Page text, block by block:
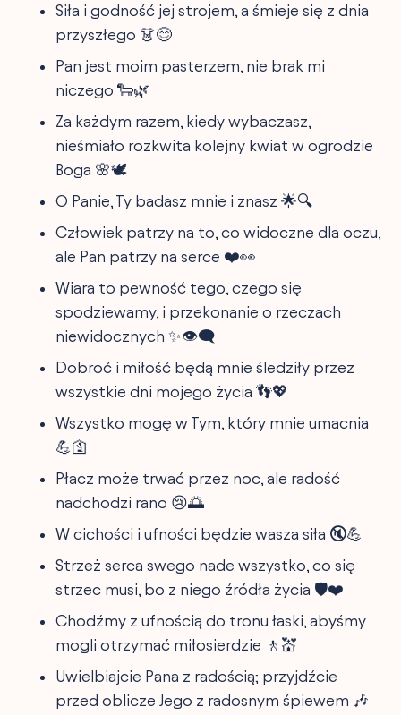
Siła i godność jej strojem, a śmieje się z dnia
przyszłego 👗😊
Pan jest moim pasterzem, nie brak mi
niczego 🐑🌿
Za każdym razem, kiedy wybaczasz,
nieśmiało rozkwita kolejny kwiat w ogrodzie
Boga 🌸🕊
O Panie, Ty badasz mnie i znasz 🌟🔍
Człowiek patrzy na to, co widoczne dla oczu,
ale Pan patrzy na serce ❤️👀
Wiara to pewność tego, czego się
spodziewamy, i przekonanie o rzeczach
niewidocznych ✨👁️‍🗨️
Dobroć i miłość będą mnie śledziły przez
wszystkie dni mojego życia 👣💖
Wszystko mogę w Tym, który mnie umacnia
💪🛐
Płacz może trwać przez noc, ale radość
nadchodzi rano 😢🌅
W cichości i ufności będzie wasza siła 🔇💪
Strzeż serca swego nade wszystko, co się
strzec musi, bo z niego źródła życia 🛡️❤️
Chodźmy z ufnością do tronu łaski, abyśmy
mogli otrzymać miłosierdzie 🚶💒
Uwielbiajcie Pana z radością; przyjdźcie
przed oblicze Jego z radosnym śpiewem 🎶